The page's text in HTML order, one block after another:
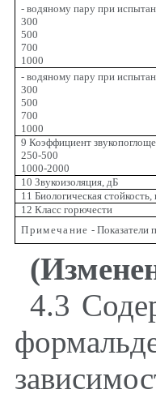
- водяному пару при
300
500
700
1000
- водяному пару при
300
500
700
1000
9 Коэффициент
250-500
1000-2000
10 Звукоизоляция, дБ
11 Биологическая стойкость,
12 Класс горючести
Примечание - Показатели
4.3